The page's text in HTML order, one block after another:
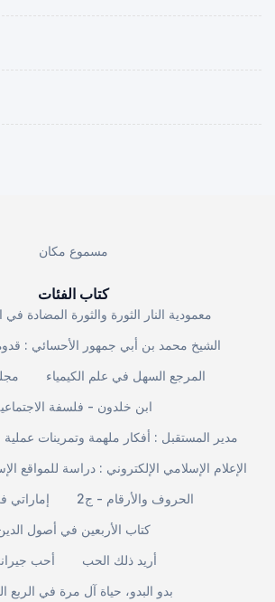
مسموع مكان
كتاب الفئات
معمودية النار الثورة والثورة المضادة في
الشيخ محمد بن أبي جمهور الأحسائي :
المرجع السهل في علم الكيمياء
ابن خلدون - فلسفة
مدير المستقبل : أفكار ملهمة وتمرينات عملية
الإعلام الإسلامي الإلكتروني : دراسة للمواقع
إماراتي
الحروف والأرقام - ج2
كتاب الأربعين في أصول
أحب
أريد ذلك الحب
بدو البدو، حياة آل مرة في الربع